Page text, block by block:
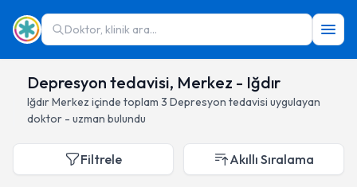
Doktor, klinik ara...
Depresyon tedavisi, Merkez - Iğdır
IğdırMerkez içinde toplam 3 Depresyon tedavisi uygulayan
doktor - uzman bulundu
Filtrele Akıllı Sıralama